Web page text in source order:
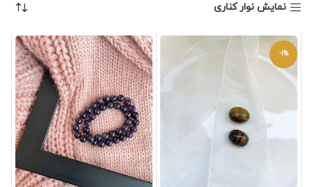
نمایش نوار کناری
-1%